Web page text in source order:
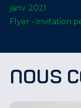
janv. 2021
Flyer - invitation
nous